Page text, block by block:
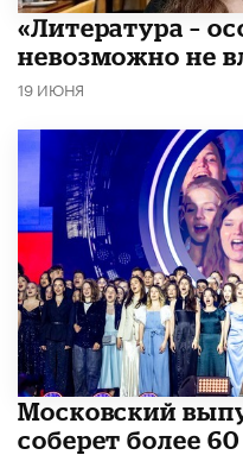
​«Литература –
невозможно не
19 ИЮНЯ
Московский
соберет более